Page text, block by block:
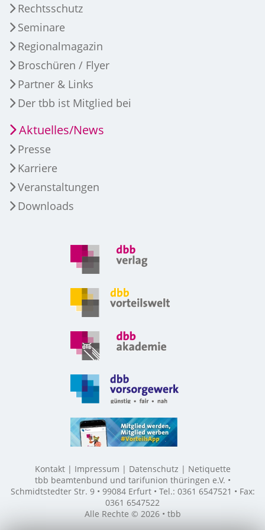
Rechtsschutz
Seminare
Regionalmagazin
Broschüren / Flyer
Partner & Links
Der tbb ist Mitglied bei
Aktuelles/News
Presse
Karriere
Veranstaltungen
Downloads
Kontakt Impressum Datenschutz
Netiquette
tbb beamtenbund und tarifunion thüringen e.V. •
Schmidtstedter Str. 9 • 99084 Erfurt • Tel.: 0361 6547521 • Fax:
0361 6547522
Alle Rechte © 2026 • tbb